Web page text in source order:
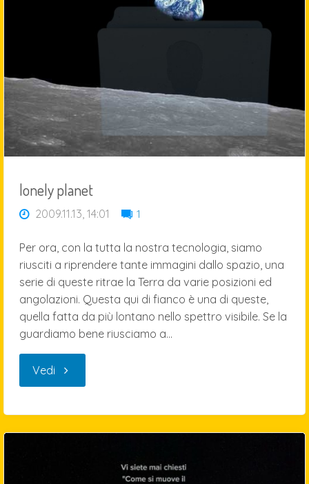
lonely planet
2009.11.13, 14:01 1
Per ora, con la tutta la nostra tecnologia, siamo
riusciti a riprendere tante immagini dallo spazio, una
serie di queste ritrae la Terra da varie posizioni ed
angolazioni. Questa qui di fianco è una di queste,
quella fatta da più lontano nello spettro visibile. Se la
guardiamo bene riusciamo a…
Vedi "lonely